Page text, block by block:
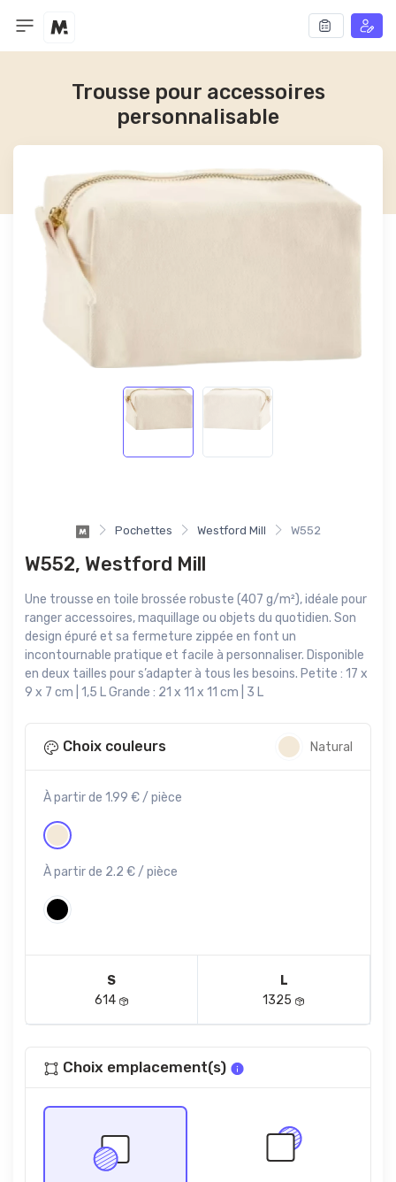
Trousse pour accessoires
personnalisable
Pochettes Westford Mill W552
W552, Westford Mill
Une trousse en toile brossée robuste (407 g/m²), idéale pour
ranger accessoires, maquillage ou objets du quotidien. Son
design épuré et sa fermeture zippée en font un
incontournable pratique et facile à personnaliser. Disponible
en deux tailles pour s’adapter à tous les besoins. Petite : 17 x
9 x 7 cm | 1,5 L Grande : 21 x 11 x 11 cm | 3 L
Choix couleurs Natural
À partir de 1.99 € / pièce
À partir de 2.2 € / pièce
S
614
L
1325
Choix emplacement(s)